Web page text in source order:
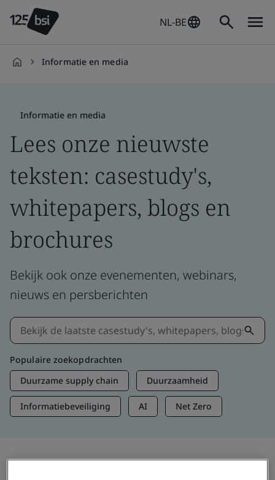
NL-BE
Informatie en media
Informatie en media
Lees onze nieuwste
teksten: casestudy's,
whitepapers, blogs en
brochures
Bekijk ook onze evenementen, webinars,
nieuws en persberichten
Populaire zoekopdrachten
Duurzame supply chain
Duurzaamheid
Informatiebeveiliging AI Net Zero